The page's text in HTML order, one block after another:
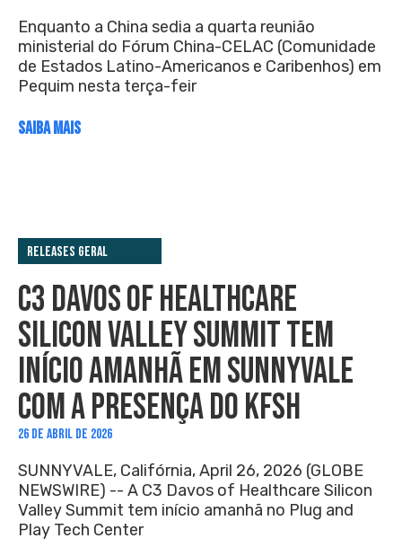
Enquanto a China sedia a quarta reunião
ministerial do Fórum China-CELAC (Comunidade
de Estados Latino-Americanos e Caribenhos) em
Pequim nesta terça-feir
SAIBA MAIS
Releases Geral
C3 DAVOS OF HEALTHCARE
SILICON VALLEY SUMMIT TEM
INÍCIO AMANHÃ EM SUNNYVALE
COM A PRESENÇA DO KFSH
26 DE ABRIL DE 2026
SUNNYVALE, Califórnia, April 26, 2026 (GLOBE
NEWSWIRE) -- A C3 Davos of Healthcare Silicon
Valley Summit tem início amanhã no Plug and
Play Tech Center